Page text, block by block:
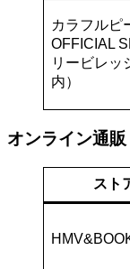
カラフルピ
OFFICIAL
リービレッ
内）
オンライン通販
スト